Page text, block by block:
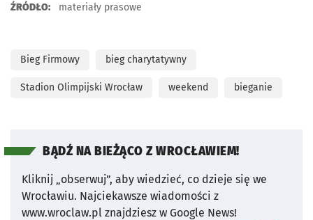
ŹRÓDŁO: materiały prasowe
Bieg Firmowy bieg charytatywny
Stadion Olimpijski Wrocław weekend bieganie
BĄDŹ NA BIEŻĄCO Z WROCŁAWIEM!
Kliknij „obserwuj”, aby wiedzieć, co dzieje się we
Wrocławiu. Najciekawsze wiadomości z
www.wroclaw.pl znajdziesz w Google News!